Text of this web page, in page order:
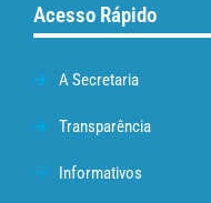
Acesso Rápido
A Secretaria
Transparência
Informativos